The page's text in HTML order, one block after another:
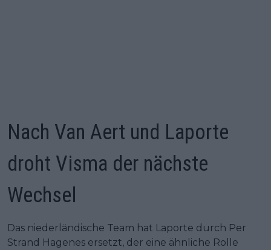
Nach Van Aert und Laporte
droht Visma der nächste
Wechsel
Das niederländische Team hat Laporte durch Per
Strand Hagenes ersetzt, der eine ähnliche Rolle